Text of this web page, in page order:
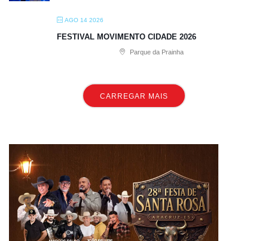
AGO 14 2026
FESTIVAL MOVIMENTO CIDADE 2026
Parque da Prainha
CARREGAR MAIS